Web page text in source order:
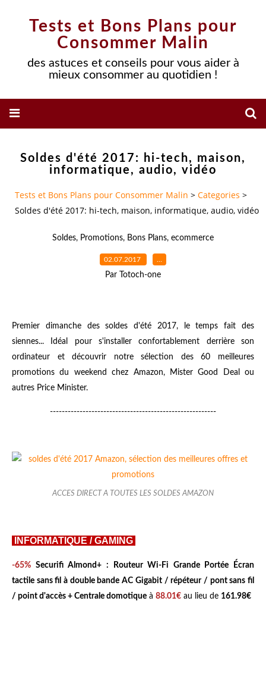
Tests et Bons Plans pour
Consommer Malin
des astuces et conseils pour vous aider à
mieux consommer au quotidien !
Soldes d'été 2017: hi-tech, maison,
informatique, audio, vidéo
Tests et Bons Plans pour Consommer Malin > Categories >
Soldes d'été 2017: hi-tech, maison, informatique, audio, vidéo
Soldes, Promotions, Bons Plans, ecommerce
02.07.2017 …
Par Totoch-one
Premier dimanche des soldes d'été 2017, le temps fait des
siennes... Idéal pour s'installer confortablement derrière son
ordinateur et découvrir notre sélection des 60 meilleures
promotions du weekend chez Amazon, Mister Good Deal ou
autres Price Minister.
--------------------------------------------------------
ACCES DIRECT A TOUTES LES SOLDES AMAZON
INFORMATIQUE / GAMING
-65% Securifi Almond+ : Routeur Wi-Fi Grande Portée Écran
tactile sans fil à double bande AC Gigabit / répéteur / pont sans fil
/ point d'accès + Centrale domotique à 88.01€ au lieu de 161.98€